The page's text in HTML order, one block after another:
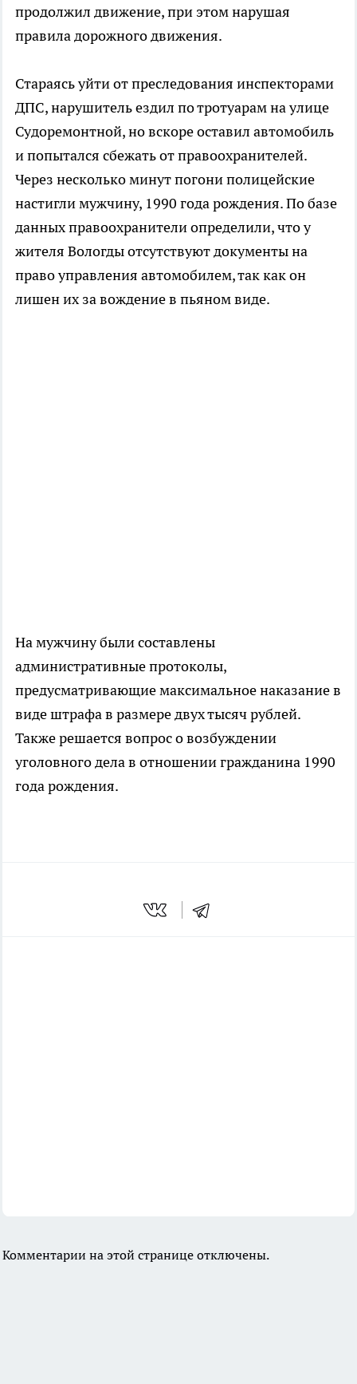
продолжил движение, при этом нарушая
правила дорожного движения.
Стараясь уйти от преследования инспекторами
ДПС, нарушитель ездил по тротуарам на улице
Судоремонтной, но вскоре оставил автомобиль
и попытался сбежать от правоохранителей.
Через несколько минут погони полицейские
настигли мужчину, 1990 года рождения. По базе
данных правоохранители определили, что у
жителя Вологды отсутствуют документы на
право управления автомобилем, так как он
лишен их за вождение в пьяном виде.
На мужчину были составлены
административные протоколы,
предусматривающие максимальное наказание в
виде штрафа в размере двух тысяч рублей.
Также решается вопрос о возбуждении
уголовного дела в отношении гражданина 1990
года рождения.
Комментарии на этой странице отключены.